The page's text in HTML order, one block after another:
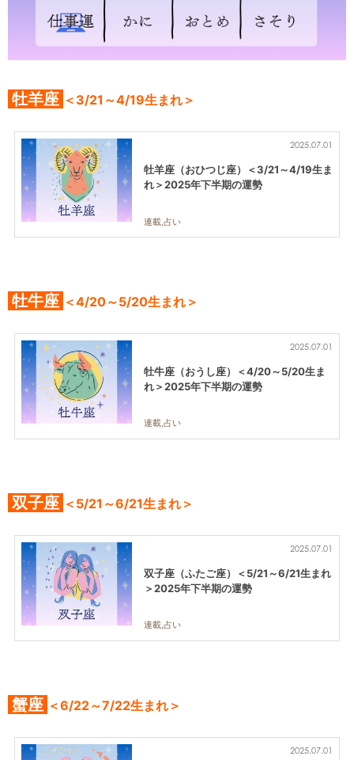
牡羊座 ＜3/21～4/19生まれ＞
2025.07.01
牡羊座（おひつじ座）＜3/21～4/19生ま
れ＞2025年下半期の運勢
連載,占い
牡牛座 ＜4/20～5/20生まれ＞
2025.07.01
牡牛座（おうし座）＜4/20～5/20生ま
れ＞2025年下半期の運勢
連載,占い
双子座 ＜5/21～6/21生まれ＞
2025.07.01
双子座（ふたご座）＜5/21～6/21生まれ
＞2025年下半期の運勢
連載,占い
蟹座 ＜6/22～7/22生まれ＞
2025.07.01